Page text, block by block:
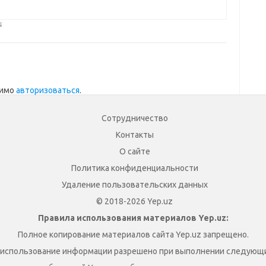
↓
авторизоваться.
Сотрудничество
Контакты
О сайте
Политика конфиденциальности
Удаление пользовательских данных
© 2018-2026 Yep.uz
Правила использования материалов Yep.uz:
Полное копирование материалов сайта Yep.uz запрещено.
информации разрешено при выполнении